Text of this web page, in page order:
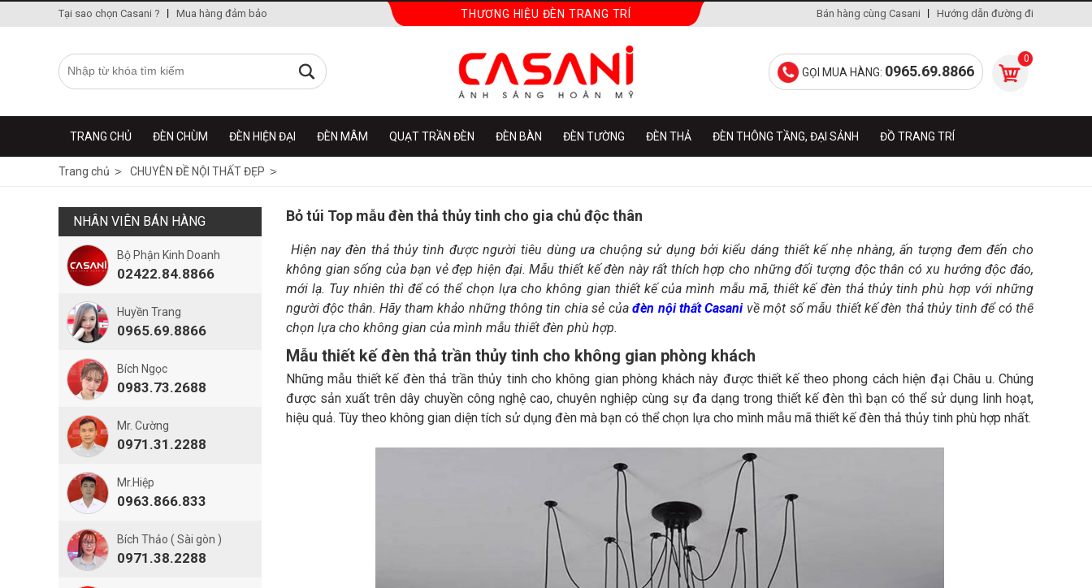
THƯƠNG HIỆU ĐÈN TRANG TRÍ Hướng dẫn đường đi
Bán hàng cùng Casani
Tại sao chọn Casani ? Mua hàng đảm bảo
0
GỌI MUA HÀNG: 0965.69.8866
TRANG CHỦ ĐÈN CHÙM ĐÈN HIỆN ĐẠI ĐÈN MÂM QUẠT TRẦN ĐÈN ĐÈN BÀN ĐÈN TƯỜNG ĐÈN THẢ ĐÈN THÔNG TẦNG, ĐẠI SẢNH ĐỒ TRANG TRÍ
Trang chủ CHUYÊN ĐỀ NỘI THẤT ĐẸP
NHÂN VIÊN BÁN HÀNG
Bộ Phận Kinh Doanh
02422.84.8866
Huyền Trang
0965.69.8866
Bích Ngọc
0983.73.2688
Mr. Cường
0971.31.2288
Mr.Hiệp
0963.866.833
Bích Thảo ( Sài gòn )
0971.38.2288
Bỏ túi Top mẫu đèn thả thủy tinh cho gia chủ độc thân
Hiện nay đèn thả thủy tinh được người tiêu dùng ưa chuộng sử dụng bởi kiểu dáng thiết kế nhẹ nhàng, ấn tượng đem đến cho
không gian sống của bạn vẻ đẹp hiện đại. Mẫu thiết kế đèn này rất thích hợp cho những đối tượng độc thân có xu hướng độc đáo,
mới lạ. Tuy nhiên thì để có thể chọn lựa cho không gian thiết kế của mình mẫu mã, thiết kế đèn thả thủy tinh phù hợp với những
người độc thân. Hãy tham khảo những thông tin chia sẻ củađèn nội thất Casanivề một số mẫu thiết kế đèn thả thủy tinh để có thể
chọn lựa cho không gian của mình mẫu thiết đèn phù hợp.
Mẫu thiết kế đèn thả trần thủy tinh cho không gian phòng khách
Những mẫu thiết kế đèn thả trần thủy tinh cho không gian phòng khách này được thiết kế theo phong cách hiện đại Châu u. Chúng
được sản xuất trên dây chuyền công nghệ cao, chuyên nghiệp cùng sự đa dạng trong thiết kế đèn thì bạn có thể sử dụng linh hoạt,
hiệu quả. Tùy theo không gian diện tích sử dụng đèn mà bạn có thể chọn lựa cho mình mẫu mã thiết kế đèn thả thủy tinh phù hợp nhất.